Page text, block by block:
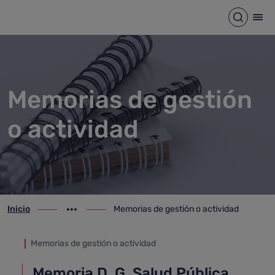
Memorias de gestión o Abrir
Memorias de gestión
o actividad
ir-a inicio
Inicio
Mostrar opciones del camino de migas
ir-a Memorias de gestión o actividad
Memorias de gestión o actividad
Memorias de gestión o actividad